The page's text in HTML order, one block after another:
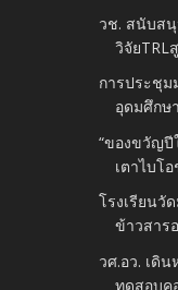
วช. สนับส
วิจัยTRL
การประชุ
อุดมศึกษ
“ของขวัญปี
เตาไบโอ
โรงเรียนวั
ข้าวสาร
วศ.อว. เดิ
ทดสอบค